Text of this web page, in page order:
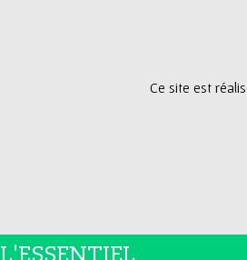
Ce site est